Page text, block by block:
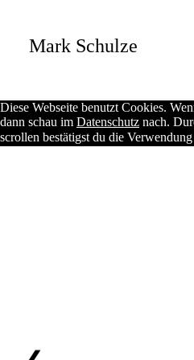
Mark Schulze
Impressum
Diese Webseite benutzt Cookies.
dann schau im Datenschutz nach.
scrollen bestätigst du die